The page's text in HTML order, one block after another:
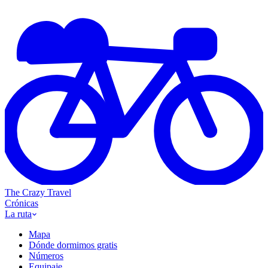
The Crazy Travel
Crónicas
La ruta
Mapa
Dónde dormimos gratis
Números